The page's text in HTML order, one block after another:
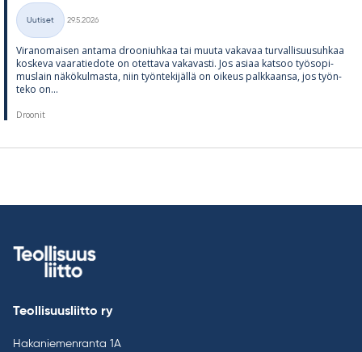
Kategoriat
Uutiset
29.5.2026
Vi­ran­omai­sen an­tama droo­niuh­kaa tai muuta va­ka­vaa tur­val­li­suusuh­kaa
kos­keva vaa­ra­tie­dote on otet­tava va­ka­vasti. Jos asiaa kat­soo työ­so­pi­
mus­lain nä­kö­kul­masta, niin työn­te­ki­jällä on oi­keus palk­kaansa, jos työn­
teko on...
Droonit
Teollisuusliitto ry
Hakaniemenranta 1A